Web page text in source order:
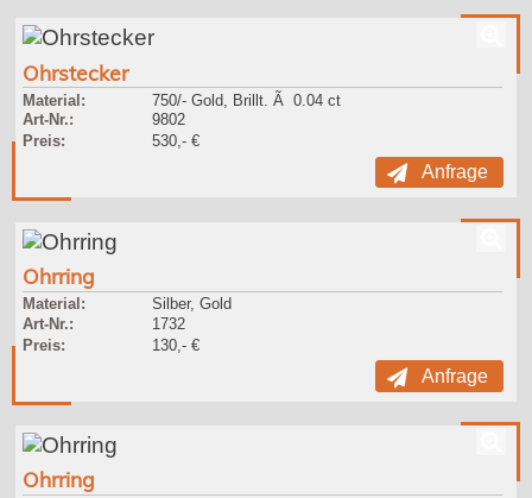
Ohrstecker
Material:
750/- Gold, Brillt. Ã 0.04 ct
Art-Nr.:
9802
Preis:
530,- €
Anfrage
Ohrring
Material:
Silber, Gold
Art-Nr.:
1732
Preis:
130,- €
Anfrage
Ohrring